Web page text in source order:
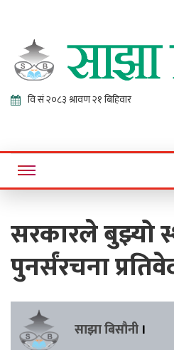
Online News Portal
सरकारले बुझ्यो
पुनर्संरचना
साझा बिसौनी ।